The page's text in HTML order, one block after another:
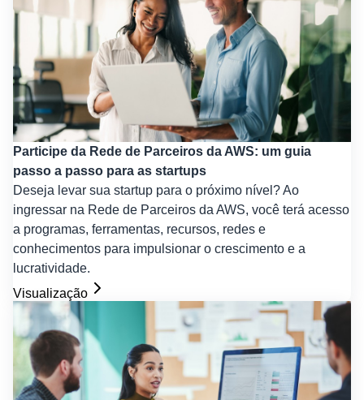
Participe da Rede de Parceiros da AWS: um guia
passo a passo para as startups
Deseja levar sua startup para o próximo nível? Ao
ingressar na Rede de Parceiros da AWS, você terá acesso
a programas, ferramentas, recursos, redes e
conhecimentos para impulsionar o crescimento e a
lucratividade.
Visualização